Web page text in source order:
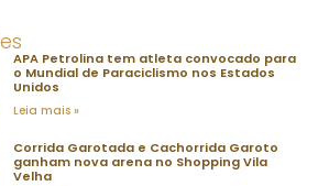
APA Petrolina tem atleta convocado para
o Mundial de Paraciclismo nos Estados
Unidos
Leia mais »
Corrida Garotada e Cachorrida Garoto
ganham nova arena no Shopping Vila
Velha